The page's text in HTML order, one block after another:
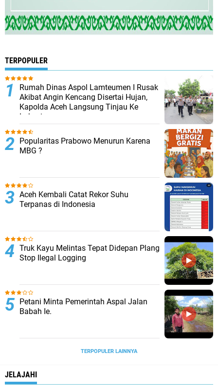
TERPOPULER
Rumah Dinas Aspol Lamteumen I Rusak
Akibat Angin Kencang Disertai Hujan,
Kapolda Aceh Langsung Tinjau Ke
Lokasi
Popularitas Prabowo Menurun Karena
MBG ?
Aceh Kembali Catat Rekor Suhu
Terpanas di Indonesia
Truk Kayu Melintas Tepat Didepan Plang
Stop Ilegal Logging
Petani Minta Pemerintah Aspal Jalan
Babah Ie.
TERPOPULER LAINNYA
JELAJAHI